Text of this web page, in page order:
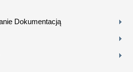
Dokumentacją